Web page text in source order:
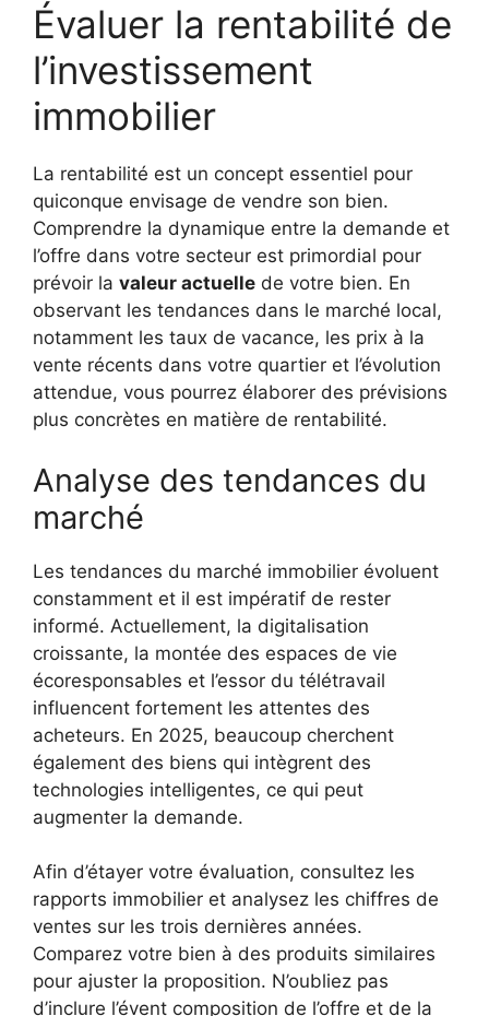
Évaluer la rentabilité de
l’investissement
immobilier
La rentabilité est un concept essentiel pour
quiconque envisage de vendre son bien.
Comprendre la dynamique entre la demande et
l’offre dans votre secteur est primordial pour
prévoir la valeur actuelle de votre bien. En
observant les tendances dans le marché local,
notamment les taux de vacance, les prix à la
vente récents dans votre quartier et l’évolution
attendue, vous pourrez élaborer des prévisions
plus concrètes en matière de rentabilité.
Analyse des tendances du
marché
Les tendances du marché immobilier évoluent
constamment et il est impératif de rester
informé. Actuellement, la digitalisation
croissante, la montée des espaces de vie
écoresponsables et l’essor du télétravail
influencent fortement les attentes des
acheteurs. En 2025, beaucoup cherchent
également des biens qui intègrent des
technologies intelligentes, ce qui peut
augmenter la demande.
Afin d’étayer votre évaluation, consultez les
rapports immobilier et analysez les chiffres de
ventes sur les trois dernières années.
Comparez votre bien à des produits similaires
pour ajuster la proposition. N’oubliez pas
d’inclure l’évent composition de l’offre et de la